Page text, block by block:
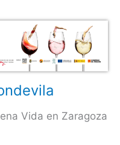
Vida en Zaragoza